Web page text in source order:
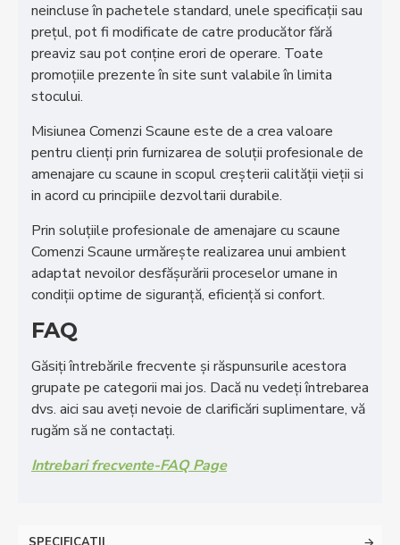
neincluse în pachetele standard, unele specificaţii sau
preţul, pot fi modificate de catre producător fără
preaviz sau pot conţine erori de operare. Toate
promoţiile prezente în site sunt valabile în limita
stocului.
Misiunea Comenzi Scaune este de a crea valoare
pentru clienţi prin furnizarea de soluţii profesionale de
amenajare cu scaune in scopul creşterii calităţii vieţii si
in acord cu principiile dezvoltarii durabile.
Prin soluţiile profesionale de amenajare cu scaune
Comenzi Scaune urmăreşte realizarea unui ambient
adaptat nevoilor desfăşurării proceselor umane in
condiţii optime de siguranţă, eficienţă si confort.
FAQ
Găsiți întrebările frecvente și răspunsurile acestora
grupate pe categorii mai jos. Dacă nu vedeți întrebarea
dvs. aici sau aveți nevoie de clarificări suplimentare, vă
rugăm să ne contactați.
Intrebari frecvente-FAQ Page